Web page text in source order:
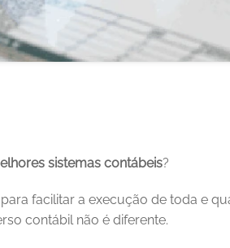
sistemas contábeis?
facilitar a execução de toda e
contábil não é diferente.